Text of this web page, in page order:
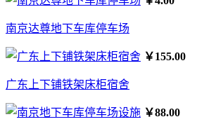
南京达尊地下车库停车场
￥155.00
广东上下铺铁架床柜宿舍
￥88.00